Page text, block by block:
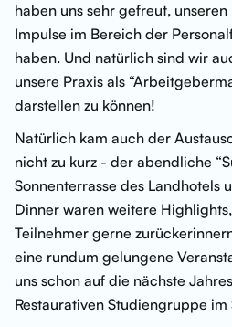
haben uns sehr gefreut,
Impulse im Bereich der
haben. Und natürlich sind wir
unsere Praxis als
darstellen zu können!
Natürlich kam auch der
nicht zu kurz - der abendliche
Sonnenterrasse des Landhotels
Dinner waren weitere
Teilnehmer gerne
eine rundum gelungene
uns schon auf die nächste
Restaurativen Studiengruppe